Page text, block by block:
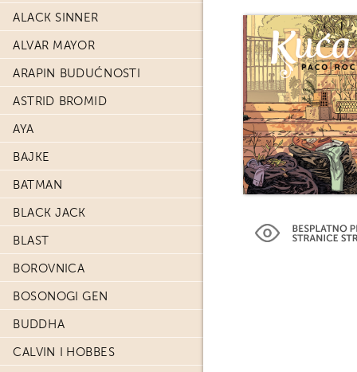
ALACK SINNER
ALVAR MAYOR
ARAPIN BUDUĆNOSTI
ASTRID BROMID
AYA
BAJKE
BATMAN
BLACK JACK
BLAST
BOROVNICA
BOSONOGI GEN
BUDDHA
CALVIN I HOBBES